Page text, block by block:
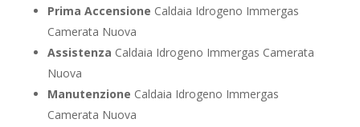
Prima Accensione Caldaia Idrogeno Immergas
Camerata Nuova
Assistenza Caldaia Idrogeno Immergas Camerata
Nuova
Manutenzione Caldaia Idrogeno Immergas
Camerata Nuova